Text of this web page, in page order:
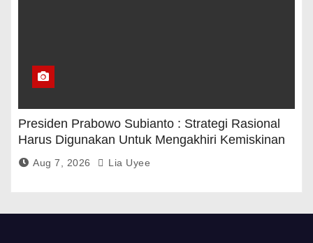
Presiden Prabowo Subianto : Strategi Rasional
Harus Digunakan Untuk Mengakhiri Kemiskinan
Aug 7, 2026 Lia Uyee